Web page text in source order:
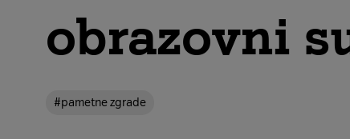
obrazovni
#pametne zgrade